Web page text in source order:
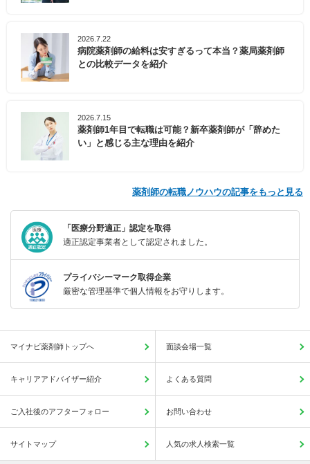
2026.7.22
病院薬剤師の給料は安すぎるって本当？薬局薬剤師
との比較データを紹介
2026.7.15
薬剤師1年目で転職は可能？新卒薬剤師が「辞めた
い」と感じる主な理由を紹介
薬剤師の転職ノウハウの記事をもっと見る
「医療分野適正」認定を取得
適正認定事業者として認定されました。
プライバシーマーク取得企業
厳密な管理基準で個人情報をお守りします。
マイナビ薬剤師トップへ 面談会場一覧
キャリアアドバイザー紹介 よくある質問
ご入社後のアフターフォロー お問い合わせ
サイトマップ 人気の求人検索一覧